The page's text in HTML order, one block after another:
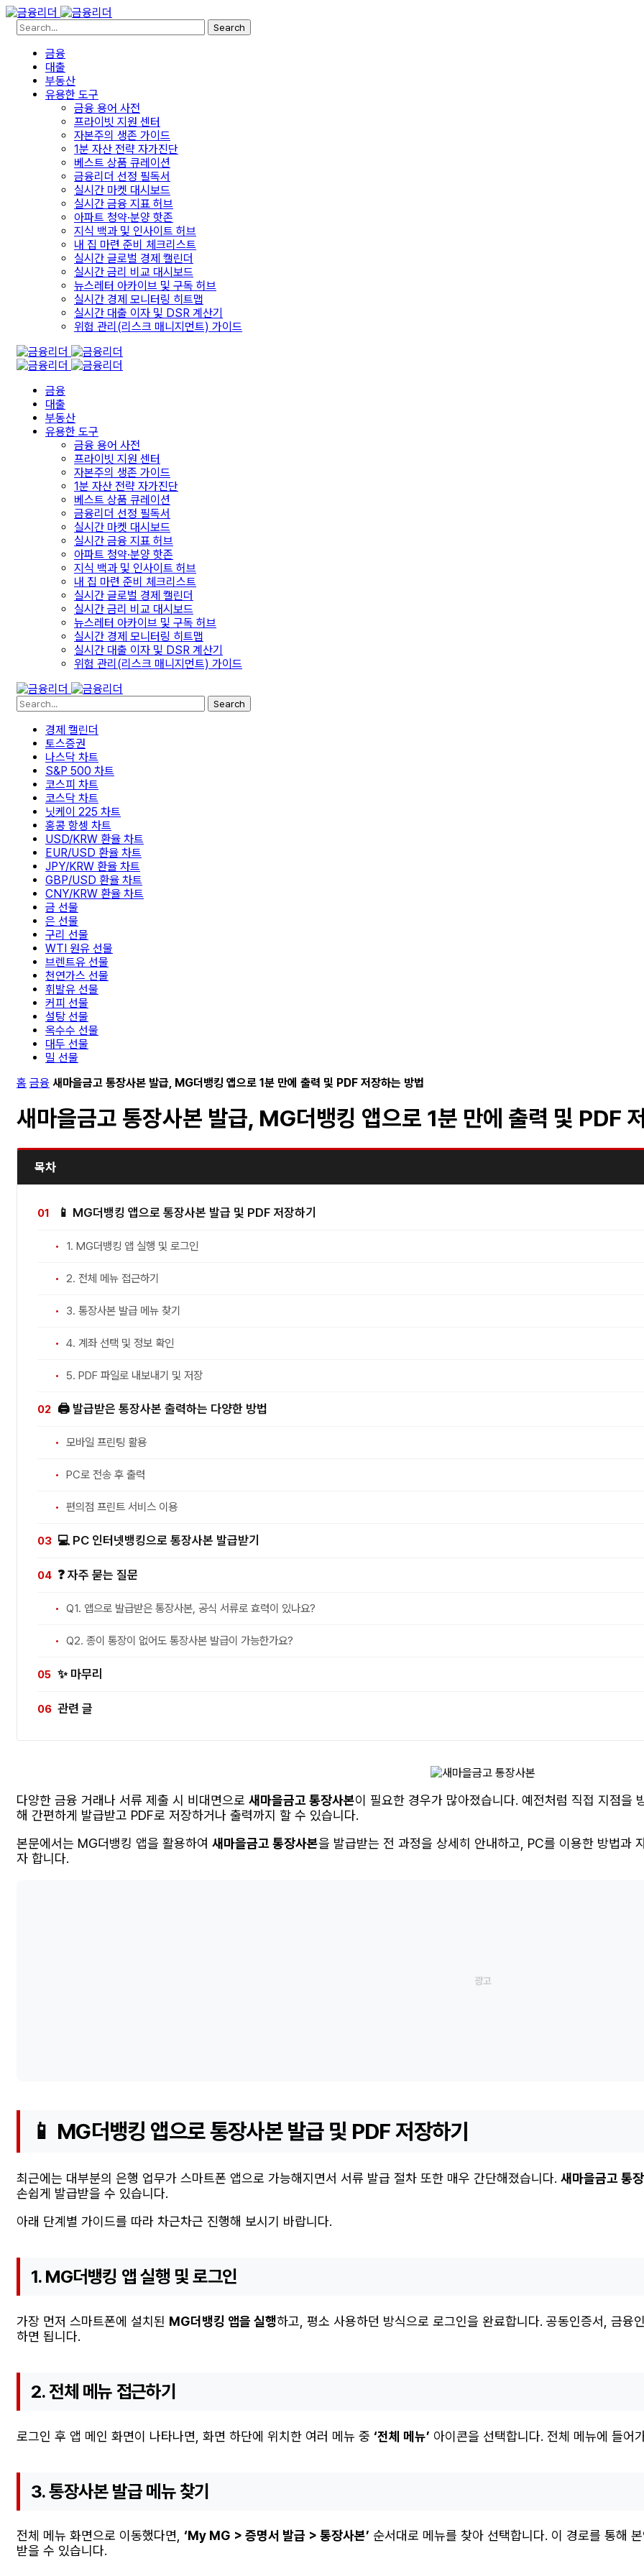
Search
금융
대출
부동산
유용한 도구
금융 용어 사전
프라이빗 지원 센터
자본주의 생존 가이드
1분 자산 전략 자가진단
베스트 상품 큐레이션
금융리더 선정 필독서
실시간 마켓 대시보드
실시간 금융 지표 허브
아파트 청약·분양 핫존
지식 백과 및 인사이트 허브
내 집 마련 준비 체크리스트
실시간 글로벌 경제 캘린더
실시간 금리 비교 대시보드
뉴스레터 아카이브 및 구독 허브
실시간 경제 모니터링 히트맵
실시간 대출 이자 및 DSR 계산기
위험 관리(리스크 매니지먼트) 가이드
금융
대출
부동산
유용한 도구
금융 용어 사전
프라이빗 지원 센터
자본주의 생존 가이드
1분 자산 전략 자가진단
베스트 상품 큐레이션
금융리더 선정 필독서
실시간 마켓 대시보드
실시간 금융 지표 허브
아파트 청약·분양 핫존
지식 백과 및 인사이트 허브
내 집 마련 준비 체크리스트
실시간 글로벌 경제 캘린더
실시간 금리 비교 대시보드
뉴스레터 아카이브 및 구독 허브
실시간 경제 모니터링 히트맵
실시간 대출 이자 및 DSR 계산기
위험 관리(리스크 매니지먼트) 가이드
Search
경제 캘린더
토스증권
나스닥 차트
S&P 500 차트
코스피 차트
코스닥 차트
닛케이 225 차트
홍콩 항셍 차트
USD/KRW 환율 차트
EUR/USD 환율 차트
JPY/KRW 환율 차트
GBP/USD 환율 차트
CNY/KRW 환율 차트
금 선물
은 선물
구리 선물
WTI 원유 선물
브렌트유 선물
천연가스 선물
휘발유 선물
커피 선물
설탕 선물
옥수수 선물
대두 선물
밀 선물
홈 금융 새마을금고 통장사본 발급, MG더뱅킹 앱으로 1분 만에 출력 및 PDF 저장하는 방법
새마을금고 통장사본 발급, MG더뱅킹 앱으로 1분 만에 출력 및 PDF
목차
📱 MG더뱅킹 앱으로 통장사본 발급 및 PDF 저장하기
1. MG더뱅킹 앱 실행 및 로그인
2. 전체 메뉴 접근하기
3. 통장사본 발급 메뉴 찾기
4. 계좌 선택 및 정보 확인
5. PDF 파일로 내보내기 및 저장
🖨️ 발급받은 통장사본 출력하는 다양한 방법
모바일 프린팅 활용
PC로 전송 후 출력
편의점 프린트 서비스 이용
💻 PC 인터넷뱅킹으로 통장사본 발급받기
❓ 자주 묻는 질문
Q1. 앱으로 발급받은 통장사본, 공식 서류로 효력이 있나요?
Q2. 종이 통장이 없어도 통장사본 발급이 가능한가요?
✨ 마무리
관련 글
다양한 금융 거래나 서류 제출 시 비대면으로 새마을금고 통장사본이 필요한 경우가 많아졌습니다. 예전처럼 직접 지점을
해 간편하게 발급받고 PDF로 저장하거나 출력까지 할 수 있습니다.
본문에서는 MG더뱅킹 앱을 활용하여 새마을금고 통장사본을 발급받는 전 과정을 상세히 안내하고, PC를 이용한 방법과
자 합니다.
📱 MG더뱅킹 앱으로 통장사본 발급 및 PDF 저장하기
최근에는 대부분의 은행 업무가 스마트폰 앱으로 가능해지면서 서류 발급 절차 또한 매우 간단해졌습니다. 새마을금고 통
손쉽게 발급받을 수 있습니다.
아래 단계별 가이드를 따라 차근차근 진행해 보시기 바랍니다.
1. MG더뱅킹 앱 실행 및 로그인
가장 먼저 스마트폰에 설치된 MG더뱅킹 앱을 실행하고, 평소 사용하던 방식으로 로그인을 완료합니다. 공동인증서, 금융
하면 됩니다.
2. 전체 메뉴 접근하기
로그인 후 앱 메인 화면이 나타나면, 화면 하단에 위치한 여러 메뉴 중 ‘전체 메뉴’ 아이콘을 선택합니다. 전체 메뉴에 들어
3. 통장사본 발급 메뉴 찾기
전체 메뉴 화면으로 이동했다면, ‘My MG > 증명서 발급 > 통장사본’ 순서대로 메뉴를 찾아 선택합니다. 이 경로를 통해
받을 수 있습니다.